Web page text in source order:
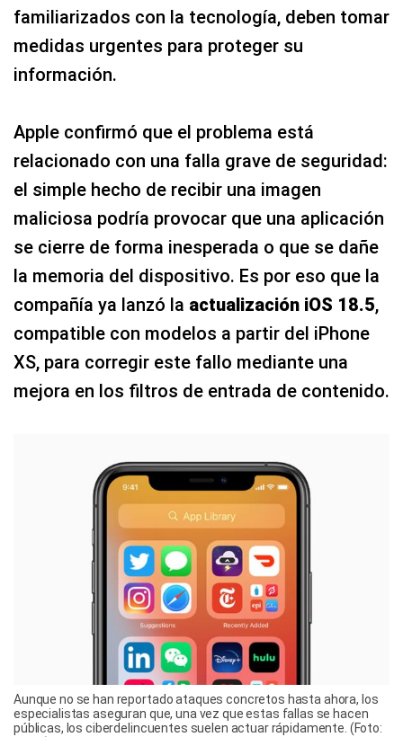
familiarizados con la tecnología, deben tomar
medidas urgentes para proteger su
información.
Apple confirmó que el problema está
relacionado con una falla grave de seguridad:
el simple hecho de recibir una imagen
maliciosa podría provocar que una aplicación
se cierre de forma inesperada o que se dañe
la memoria del dispositivo. Es por eso que la
compañía ya lanzó la actualización iOS 18.5,
compatible con modelos a partir del iPhone
XS, para corregir este fallo mediante una
mejora en los filtros de entrada de contenido.
Aunque no se han reportado ataques concretos hasta ahora, los
especialistas aseguran que, una vez que estas fallas se hacen
públicas, los ciberdelincuentes suelen actuar rápidamente. (Foto: